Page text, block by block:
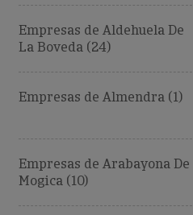
Empresas de Aldehuela De
La Boveda (24)
Empresas de Almendra (1)
Empresas de Arabayona De
Mogica (10)